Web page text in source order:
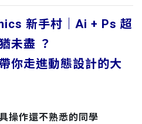
新手村｜Ai + Ps 超
未盡 ？
你走進動態設計的大
操作還不熟悉的同學